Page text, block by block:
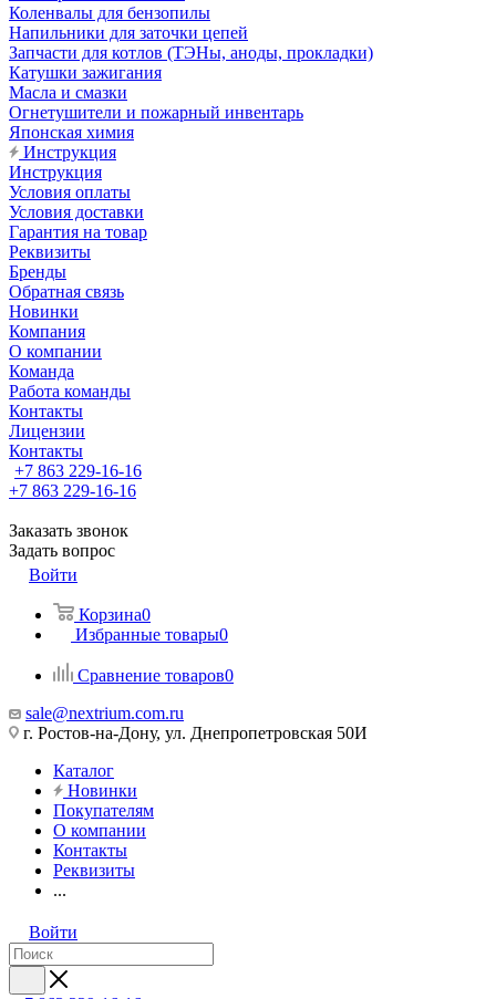
Коленвалы для бензопилы
Напильники для заточки цепей
Запчасти для котлов (ТЭНы, аноды, прокладки)
Катушки зажигания
Масла и смазки
Огнетушители и пожарный инвентарь
Японская химия
Инструкция
Инструкция
Условия оплаты
Условия доставки
Гарантия на товар
Реквизиты
Бренды
Обратная связь
Новинки
Компания
О компании
Команда
Работа команды
Контакты
Лицензии
Контакты
+7 863 229-16-16
+7 863 229-16-16
Заказать звонок
Задать вопрос
Войти
Корзина0
Избранные товары0
Сравнение товаров0
sale@nextrium.com.ru
г. Ростов-на-Дону, ул. Днепропетровская 50И
Каталог
Новинки
Покупателям
О компании
Контакты
Реквизиты
...
Войти